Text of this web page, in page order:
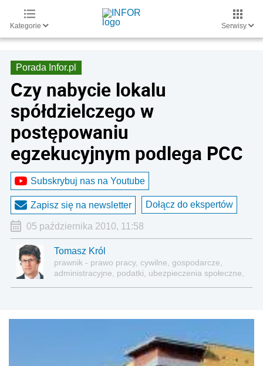
Kategorie Serwisy
Porada Infor.pl
Czy nabycie lokalu
spółdzielczego w
postępowaniu
egzekucyjnym podlega PCC
Subskrybuj nas na Youtube
Zapisz się na newsletter Dołącz do ekspertów
05 października 2010, 11:58
Tomasz Król
prawnik - prawo pracy, cywilne, gospodarcze,
administracyjne, podatki, ubezpieczenia społeczne,